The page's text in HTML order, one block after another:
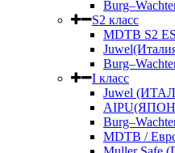
S2 класс
MDTB S2 ES
I класс
Juwel
MDTB /